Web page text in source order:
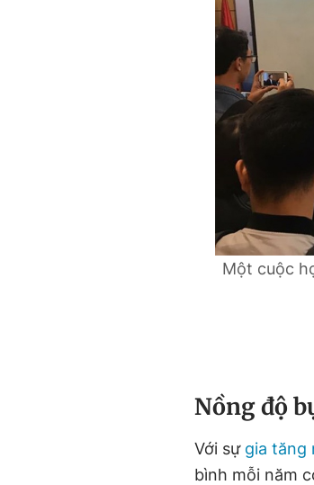
Một cuộc
Nồng độ
Với sự gia tăng
bình mỗi năm